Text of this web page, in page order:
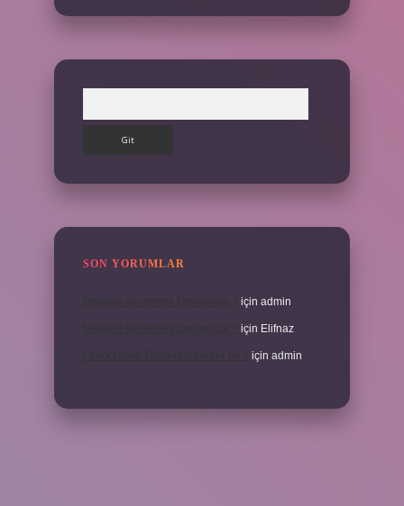
SON YORUMLAR
için admin
için Elifnaz
için admin